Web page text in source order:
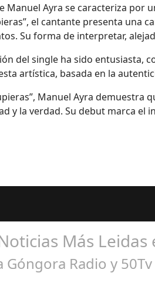
Manuel Ayra se caracteriza por
el cantante presenta una
Su forma de interpretar,
del single ha sido entusiasta,
artística, basada en la
Manuel Ayra
y la verdad. Su debut marca el
Más
Góngora Radio y